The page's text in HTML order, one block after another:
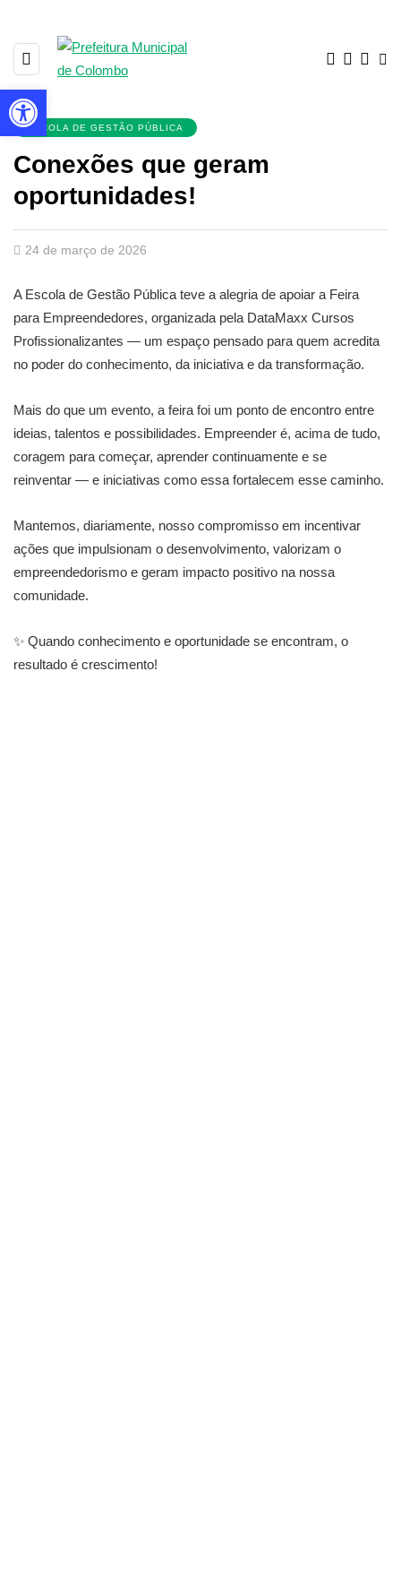
ESCOLA DE GESTÃO PÚBLICA
Conexões que geram
oportunidades!
24 de março de 2026
A Escola de Gestão Pública teve a alegria de apoiar a Feira
para Empreendedores, organizada pela DataMaxx Cursos
Profissionalizantes — um espaço pensado para quem acredita
no poder do conhecimento, da iniciativa e da transformação.
Mais do que um evento, a feira foi um ponto de encontro entre
ideias, talentos e possibilidades. Empreender é, acima de tudo,
coragem para começar, aprender continuamente e se
reinventar — e iniciativas como essa fortalecem esse caminho.
Mantemos, diariamente, nosso compromisso em incentivar
ações que impulsionam o desenvolvimento, valorizam o
empreendedorismo e geram impacto positivo na nossa
comunidade.
✨ Quando conhecimento e oportunidade se encontram, o
resultado é crescimento!
Barra de Ferramentas Aberta